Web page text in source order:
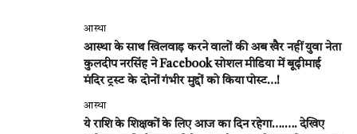
आस्था
आस्था के साथ खिलवाड़ करने वालों की अब खैर नहीं युवा नेता
कुलदीप नरसिंह ने Facebook सोशल मीडिया में बूढ़ीमाई
मंदिर ट्रस्ट के दोनों गंभीर मुद्दों को किया पोस्ट…!
आस्था
ये राशि के शिक्षकों के लिए आज का दिन रहेगा….…. देखिए